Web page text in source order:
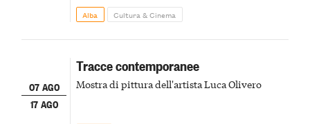
Alba Cultura & Cinema
07 AGO
17 AGO
Tracce contemporanee
Mostra di pittura dell'artista Luca Olivero